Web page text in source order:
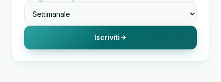
Iscriviti